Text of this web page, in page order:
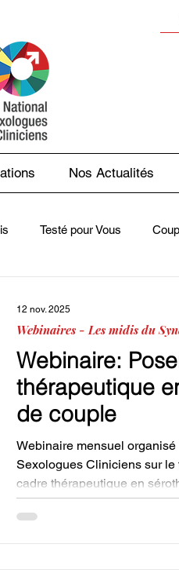
Nos Actualités
Testé pour Vous
Webinaire:
thérapeutique
de couple
Webinaire mensuel
Sexologues Cliniciens sur le
cadre thérapeutique en
Webinaires - Les midis du
12 nov. 2025